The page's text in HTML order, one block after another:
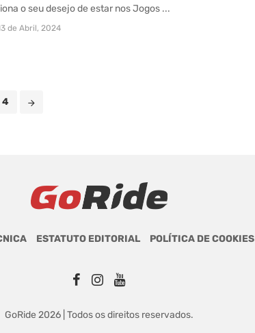
o seu desejo de estar nos Jogos ...
de Abril, 2024
4
ESTATUTO EDITORIAL POLÍTICA DE COOKIES
GoRide 2026 | Todos os direitos reservados.